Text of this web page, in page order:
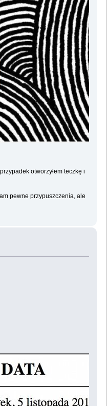
otworzyłem teczkę i
pewne przypuszczenia, ale